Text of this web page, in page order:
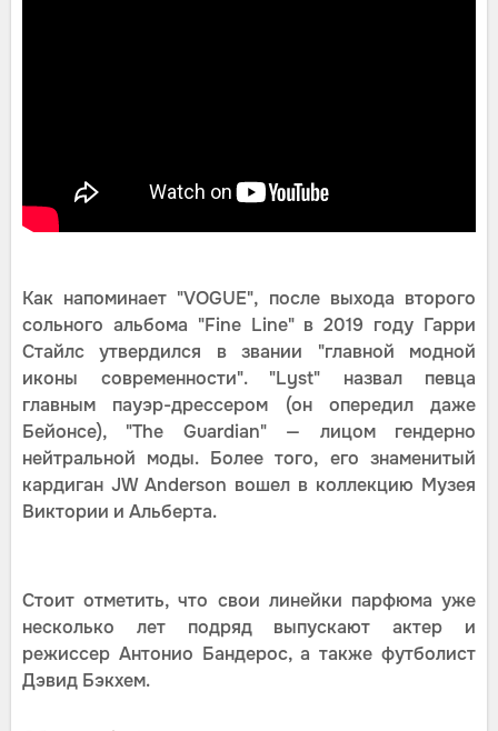
Как напоминает "VOGUE", после выхода второго
сольного альбома "Fine Line" в 2019 году Гарри
Стайлс утвердился в звании "главной модной
иконы современности". "Lyst" назвал певца
главным пауэр-дрессером (он опередил даже
Бейонсе), "The Guardian" — лицом гендерно
нейтральной моды. Более того, его знаменитый
кардиган JW Anderson вошел в коллекцию Музея
Виктории и Альберта.
Стоит отметить, что свои линейки парфюма уже
несколько лет подряд выпускают актер и
режиссер Антонио Бандерос, а также футболист
Дэвид Бэкхем.